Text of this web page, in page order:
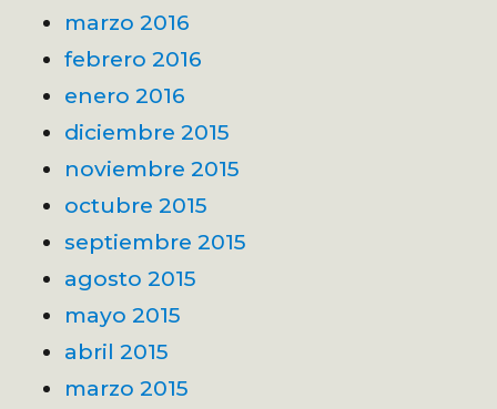
marzo 2016
febrero 2016
enero 2016
diciembre 2015
noviembre 2015
octubre 2015
septiembre 2015
agosto 2015
mayo 2015
abril 2015
marzo 2015